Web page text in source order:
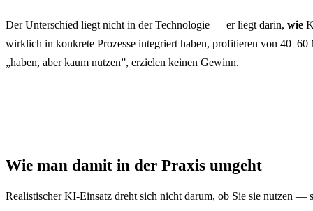
Der Unterschied liegt nicht in der Technologie — er liegt darin, wie
wirklich in konkrete Prozesse integriert haben, profitieren von
„haben, aber kaum nutzen”, erzielen keinen Gewinn.
Wie man damit in der Praxis umgeht
Realistischer KI-Einsatz dreht sich nicht darum, ob Sie sie nutzen —